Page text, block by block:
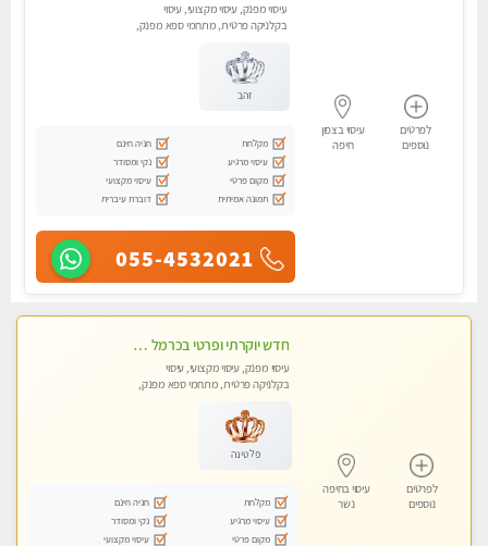
לפרטים
נוספים
עיסוי בצפון
חיפה
עיסוי מפנק, עיסוי מקצועי, עיסוי
בקלניקה פרטית, מתחמי ספא מפנק,
זהב
מקלחת
חניה חינם
עיסוי מרגיע
נקי ומסודר
מקום פרטי
עיסוי מקצועי
תמונה אמיתית
דוברת עיברית
055-4532021
לפרטים
נוספים
עיסוי בחיפה
נשר
חדש יוקרתי ופרטי בכרמל חיפה! פנקו את עצמכם ברוגע פינוק וחוויה בלתי נשכחת באווירה נעימה ...ללא מין !
עיסוי מפנק, עיסוי מקצועי, עיסוי
בקלניקה פרטית, מתחמי ספא מפנק,
פלטינה
מקלחת
חניה חינם
עיסוי מרגיע
נקי ומסודר
מקום פרטי
עיסוי מקצועי